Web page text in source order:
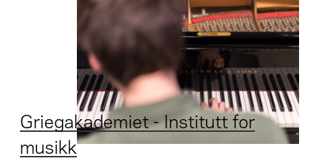
Griegakademiet - Institutt for
musikk